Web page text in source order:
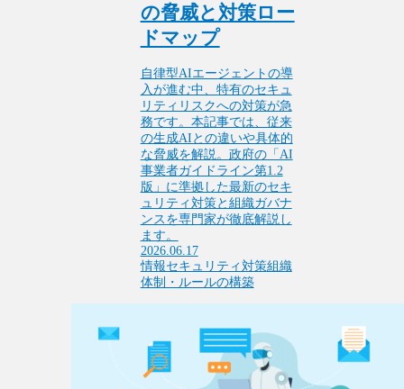
の脅威と対策ロー
ドマップ
自律型AIエージェントの導
入が進む中、特有のセキュ
リティリスクへの対策が急
務です。本記事では、従来
の生成AIとの違いや具体的
な脅威を解説。政府の「AI
事業者ガイドライン第1.2
版」に準拠した最新のセキ
ュリティ対策と組織ガバナ
ンスを専門家が徹底解説し
ます。
2026.06.17
情報セキュリティ対策組織
体制・ルールの構築